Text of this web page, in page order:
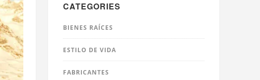
CATEGORIES
BIENES RAÍCES
ESTILO DE VIDA
FABRICANTES